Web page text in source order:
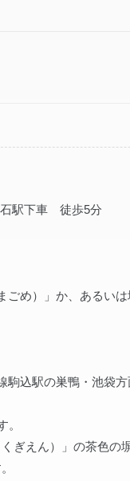
駅下車 徒歩5分
め）」か、あるい
駒込駅の巣鴨・池袋
ぎえん）」の茶色の塀